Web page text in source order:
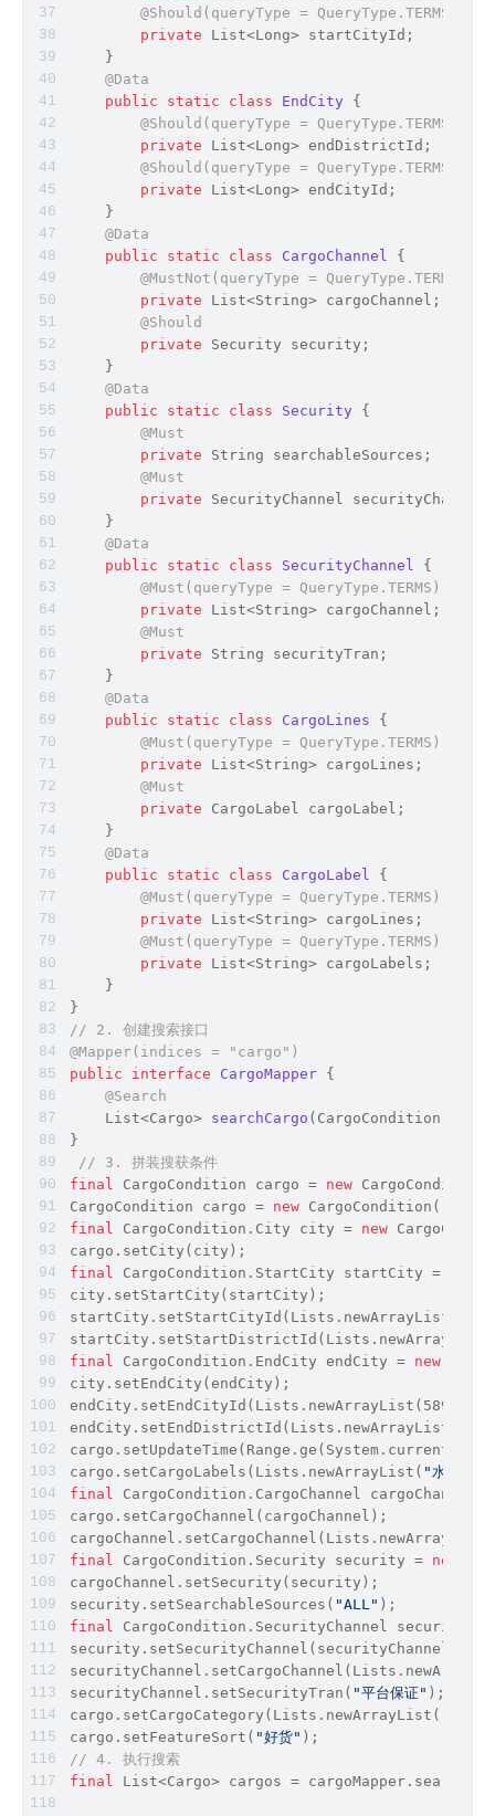
@Should(queryType = QueryType.TERMS)
private List<Long> startCityId;
    }
@Data
public
static class EndCity
{
@Should(queryType = QueryType.TERMS)
private List<Long> endDistrictId;
@Should(queryType = QueryType.TERMS)
private List<Long> endCityId;
    }
@Data
public
static class CargoChannel
{
@MustNot(queryType = QueryType.TERMS)
private List<String> cargoChannel;
@Should
private Security security;
    }
@Data
public
static class Security
{
@Must
private
String searchableSources;
@Must
private SecurityChannel securityChannel;
    }
@Data
public
static class SecurityChannel
{
@Must(queryType = QueryType.TERMS)
private List<String> cargoChannel;
@Must
private
String securityTran;
    }
@Data
public
static class CargoLines
{
@Must(queryType = QueryType.TERMS)
private List<String> cargoLines;
@Must
private CargoLabel cargoLabel;
    }
@Data
public
static class CargoLabel
{
@Must(queryType = QueryType.TERMS)
private List<String> cargoLines;
@Must(queryType = QueryType.TERMS)
private List<String> cargoLabels;
    }
}
// 2. 创建搜索接口
@Mapper(indices =
"cargo" )
public
interface CargoMapper {
@Search
List<Cargo> searchCargo ( CargoCondition
}
// 3. 拼装搜获条件
final CargoCondition cargo = new
CargoCondition cargo = new CargoCondition();
final CargoCondition.City city = new
cargo.setCity(city);
final CargoCondition.StartCity startCity =
city.setStartCity(startCity);
final CargoCondition.EndCity endCity = new
city.setEndCity(endCity);
cargo.setCargoLabels(Lists.newArrayList( "水果"
final CargoCondition.CargoChannel cargoChannel
cargo.setCargoChannel(cargoChannel);
cargoChannel.setCargoChannel(Lists.newArrayList(
final CargoCondition.Security security = new
cargoChannel.setSecurity(security);
security.setSearchableSources( "ALL" );
final CargoCondition.SecurityChannel
security.setSecurityChannel(securityChannel);
securityChannel.setSecurityTran( "平台保证" );
cargo.setCargoCategory(Lists.newArrayList(
cargo.setFeatureSort( "好货" );
// 4. 执行搜索
final List<Cargo> cargos =